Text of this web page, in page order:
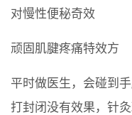
对慢性便秘奇效
顽固肌腱疼痛特效方
平时做医生，会碰到
打封闭没有效果，针